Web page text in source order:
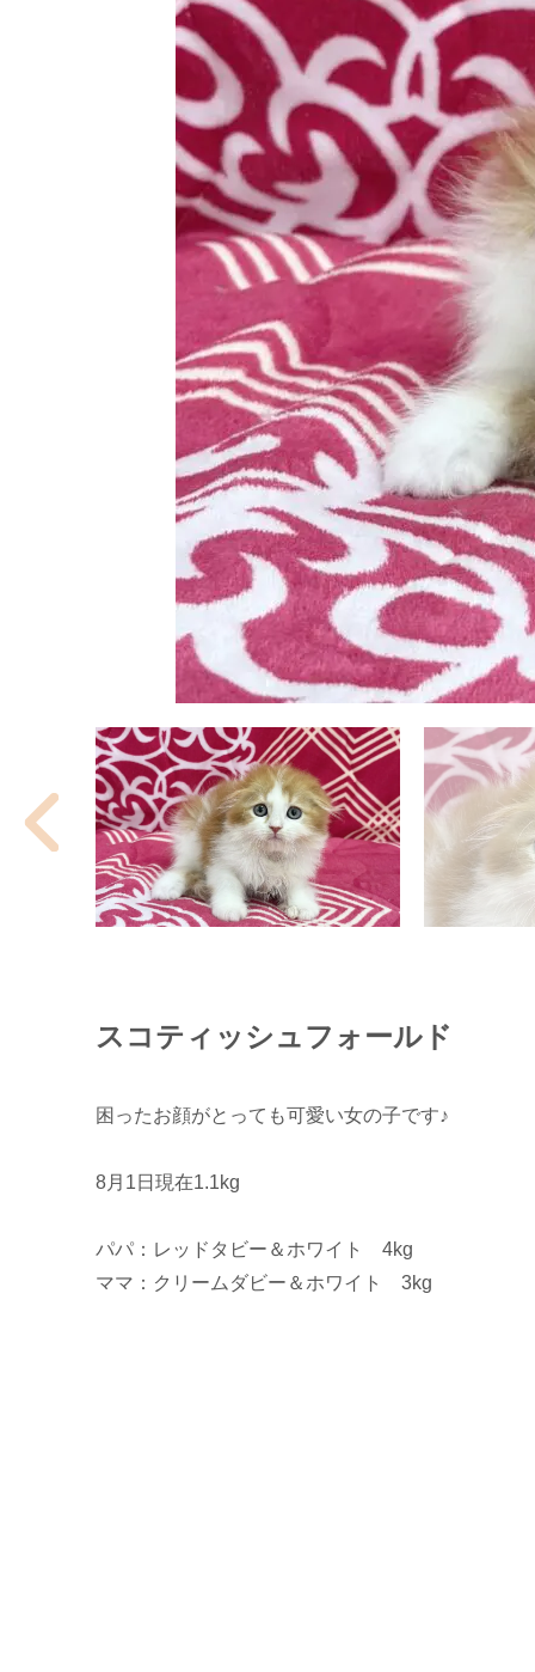
スコティッシュフォールド
困ったお顔がとっても可愛い女の子です♪
8月1日現在1.1kg
パパ：レッドタビー＆ホワイト 4kg
ママ：クリームダビー＆ホワイト 3kg